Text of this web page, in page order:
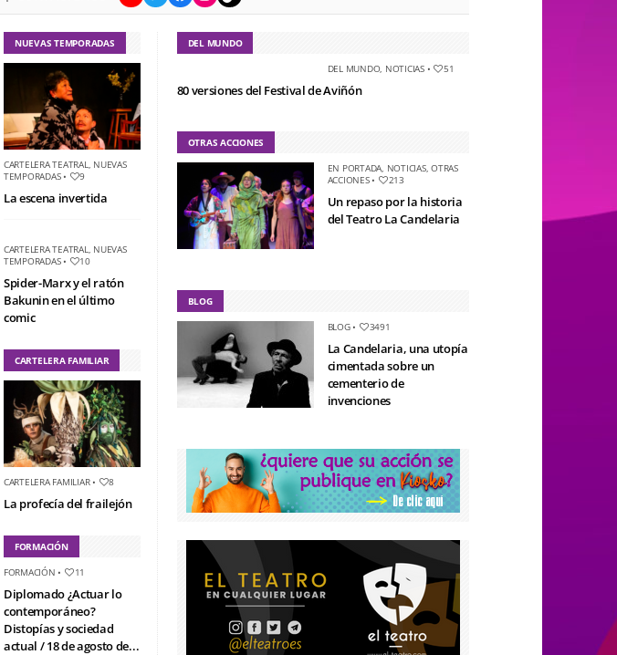
NUEVAS TEMPORADAS
CARTELERA TEATRAL, NUEVAS
TEMPORADAS• 9
La escena invertida
CARTELERA TEATRAL, NUEVAS
TEMPORADAS• 10
Spider-Marx y el ratón
Bakunin en el último
comic
CARTELERA FAMILIAR
CARTELERA FAMILIAR• 8
La profecía del frailejón
FORMACIÓN
FORMACIÓN • 11
Diplomado ¿Actuar lo
contemporáneo?
Distopías y sociedad
actual / 18 de agosto de...
DEL MUNDO
DEL MUNDO, NOTICIAS• 51
80 versiones del Festival de Aviñón
OTRAS ACCIONES
EN PORTADA, NOTICIAS,OTRAS
ACCIONES• 213
Un repaso por la historia
del Teatro La Candelaria
BLOG
BLOG• 3491
La Candelaria, una utopía
cimentada sobre un
cementerio de
invenciones